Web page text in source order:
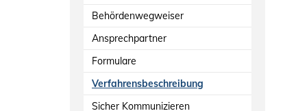
Behördenwegweiser
Ansprechpartner
Formulare
Verfahrensbeschreibung
Sicher Kommunizieren